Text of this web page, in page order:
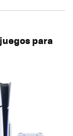
para